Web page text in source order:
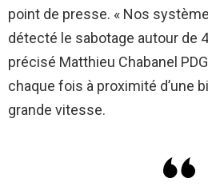
point de presse. « Nos
détecté le sabotage autour de
précisé Matthieu Chabanel
chaque fois à proximité d’une
grande vitesse.